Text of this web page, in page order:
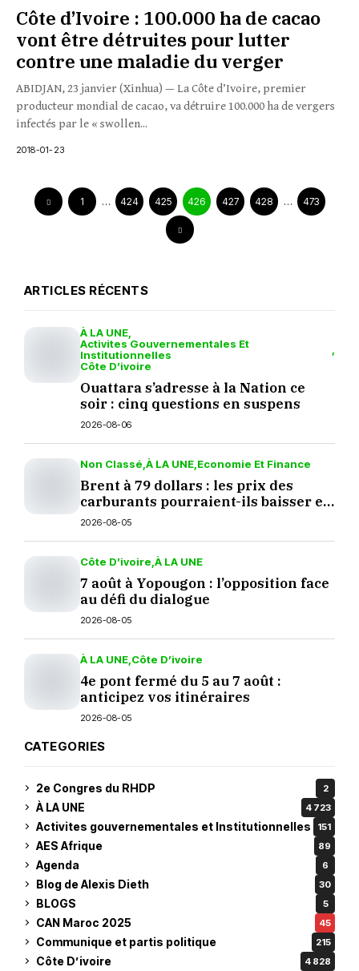
Côte d’Ivoire : 100.000 ha de cacao
vont être détruites pour lutter
contre une maladie du verger
ABIDJAN, 23 janvier (Xinhua) — La Côte d’Ivoire, premier
producteur mondial de cacao, va détruire 100.000 ha de vergers
infectés par le « swollen...
2018-01-23
1 … 424 425 426 427 428 … 473
ARTICLES RÉCENTS
À LA UNE
Activites Gouvernementales Et
Institutionnelles
Côte D’ivoire
Ouattara s’adresse à la Nation ce
soir : cinq questions en suspens
2026-08-06
Non Classé À LA UNE Economie Et Finance
Brent à 79 dollars : les prix des
carburants pourraient-ils baisser en
septembre ?
2026-08-05
Côte D’ivoire À LA UNE
7 août à Yopougon : l’opposition face
au défi du dialogue
2026-08-05
À LA UNE Côte D’ivoire
4e pont fermé du 5 au 7 août :
anticipez vos itinéraires
2026-08-05
CATEGORIES
2e Congres du RHDP 2
À LA UNE 4 723
Activites gouvernementales et Institutionnelles 151
AES Afrique 89
Agenda 6
Blog de Alexis Dieth 30
BLOGS 5
CAN Maroc 2025 45
Communique et partis politique 215
Côte D’ivoire 4 828